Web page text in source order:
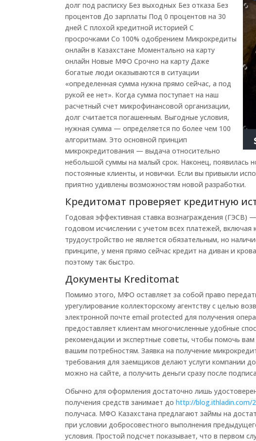
долг под расписку Без выходных Без отказа Без
процентов До зарплаты Под 0 процентов на 30
дней С плохой кредитной историей С
просрочками Со 100% одобрением Микрокредиты
онлайн в Казахстане Моментально на карту
онлайн Новые МФО Срочно на карту Даже
богатые люди оказываются в ситуации
«определенная сумма нужна прямо сейчас, а под
рукой ее нет». Когда сумма поступает на наш
расчетный счет микрофинансовой организации,
долг считается погашенным. Выгодные условия,
нужная сумма — определяется по более чем 100
алгоритмам. Это основной принцип
микрокредитования — выдача относительно
небольшой суммы на малый срок. Наконец, появилась
постоянные клиенты, и новички. Если вы привыкли
приятно удивлены возможностям новой разработки.
Кредитомат проверяет кредитную
Годовая эффективная ставка вознаграждения
годовом исчислении с учетом всех платежей,
трудоустройство не является обязательным, но
принципе, у меня прямо сейчас кредит на диван и
поэтому так быстро.
Документы Kreditomat
Помимо этого, МФО оставляет за собой право
урегулирование коллекторскому агентству с целью
электронной почте email protected для получения
предоставляет клиентам многочисленные удобные
рекомендации и экспертные советы, чтобы помочь
вашим потребностям. Заявка на получение
требования для заемщиков делают услуги компании
можно на сайте, а получить деньги сразу после
Обычно для оформления достаточно лишь
получения средств занимает доhttp://blog.ithladin.com/
получаса. МФО Казахстана предлагают займы на
при условии добросовестного выполнения
условия. Простой подсчет показывает, что в первом